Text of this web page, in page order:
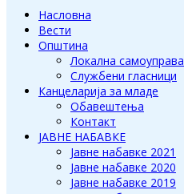
Насловна
Вести
Општина
Локална самоуправа
Службени гласници
Канцеларија за младе
Обавештења
Контакт
ЈАВНЕ НАБАВКЕ
Јавне набавке 2021
Јавне набавке 2020
Јавне набавке 2019